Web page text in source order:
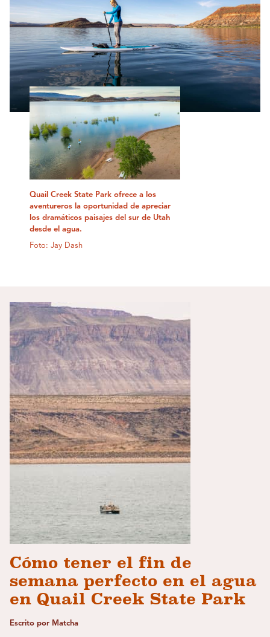
Quail Creek State Park ofrece a los
aventureros la oportunidad de apreciar
los dramáticos paisajes del sur de Utah
desde el agua.
Foto: Jay Dash
Cómo tener el fin de
semana perfecto en el agua
en Quail Creek State Park
Escrito por Matcha